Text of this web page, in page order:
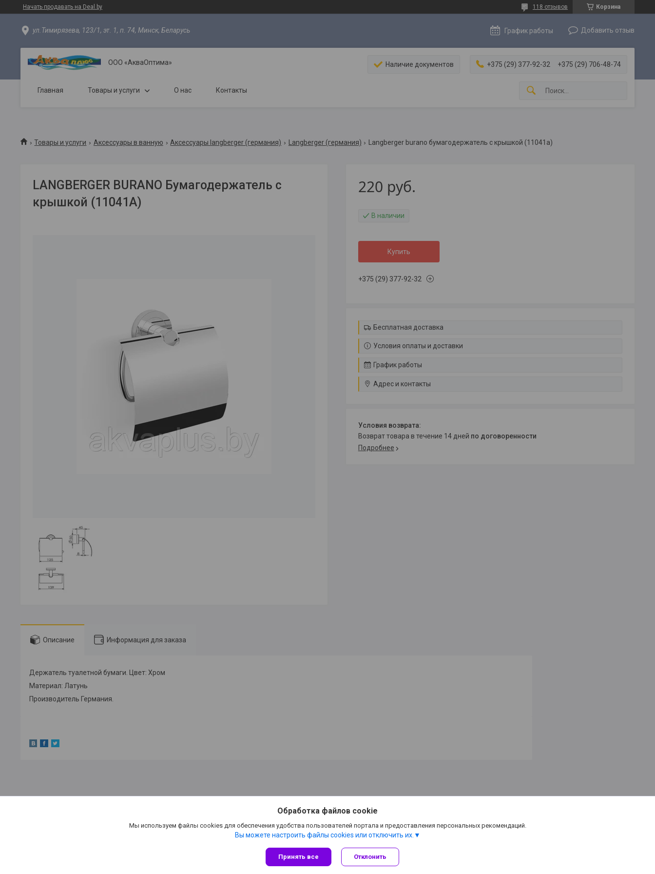
Начать продавать на Deal.by Корзина
118 отзывов
ул.Тимирязева, 123/1, эт. 1, п. 74, Минск, Беларусь График работы Добавить отзыв
ООО «АкваОптима» Наличие документов +375 (29) 377-92-32 +375 (29) 706-48-74
Главная Товары и услуги О нас Контакты
Товары и услуги Аксессуары в ванную Аксессуары langberger (германия) Langberger (германия) Langberger burano бумагодержатель с крышкой (11041a)
LANGBERGER BURANO Бумагодержатель с
крышкой (11041A)
220 руб.
В наличии
Купить
+375 (29) 377-92-32
Бесплатная доставка
Условия оплаты и доставки
График работы
Адрес и контакты
возврат товара в течение 14 дней по договоренности
Подробнее
Описание Информация для заказа
Держатель туалетной бумаги. Цвет: Хром
Материал: Латунь
Производитель Германия.
Сайт создан на платформе Deal.by
Политика обработки файлов cookies
Обработка файлов cookie
Мы используем файлы cookies для обеспечения удобства пользователей портала и предоставления персональных рекомендаций.
Вы можете настроить файлы cookies или отключить их.
Принять все Отклонить